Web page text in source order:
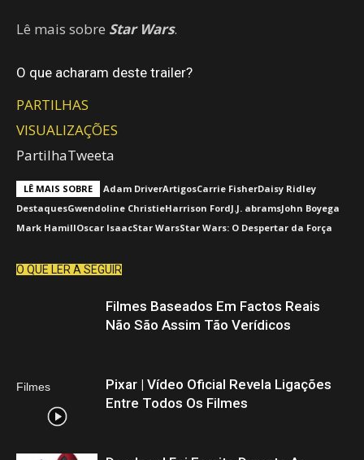
Lê mais sobre Star Wars.
O que acharam deste trailer?
PARTILHAS
VISUALIZAÇÕES
PartilhaTweeta
LÊ MAIS SOBRE Adam DriverArtigosCarrie FisherDaisy Ridley
DestaquesGwendoline ChristieHarrison FordJ.J. abramsJohn Boyega
Mark HamillOscar IsaacStar WarsStar Wars: O Despertar da Força
O QUE LER A SEGUIR
Filmes
Filmes Baseados Em Factos Reais
Não São Assim Tão Verídicos
Pixar | Vídeo Oficial Revela Ligações
Entre Todos Os Filmes